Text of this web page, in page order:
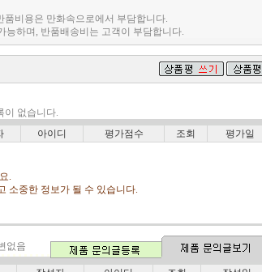
품비용은 만화속으로에서 부담합니다.
능하며, 반품배송비는 고객이 부담합니다.
이 없습니다.
아이디 평가점수 조회 평가일
.
소중한 정보가 될 수 있습니다.
없음